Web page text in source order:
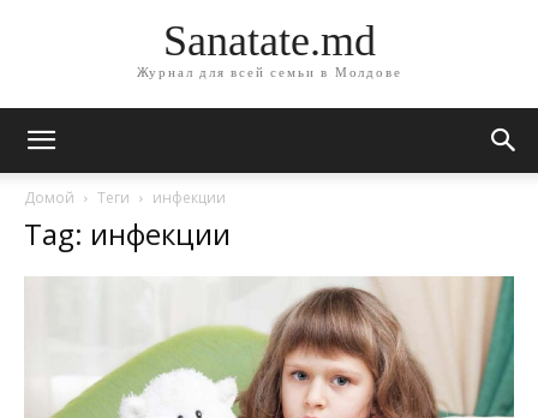
Sanatate.md
Журнал для всей семьи в Молдове
Домой Теги инфекции
Tag: инфекции